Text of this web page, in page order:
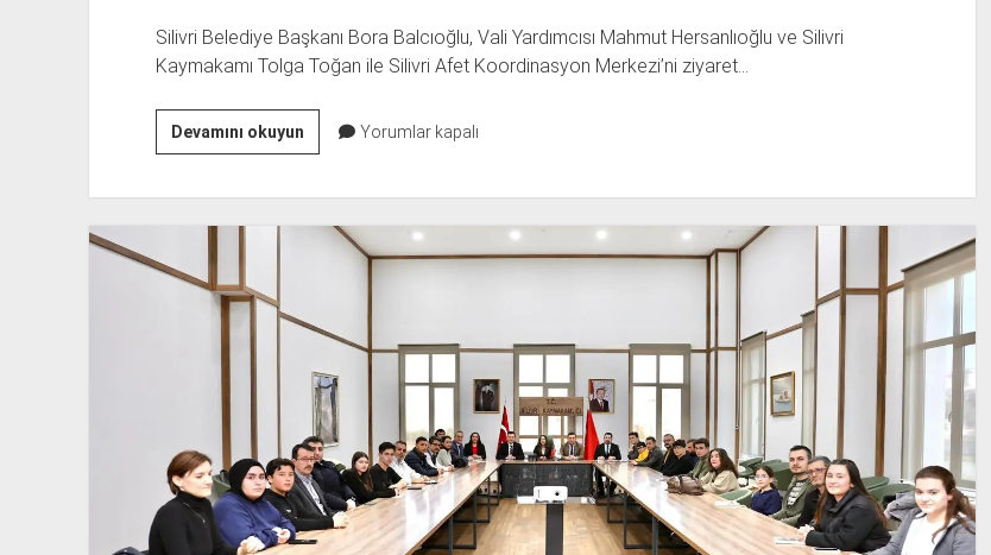
Silivri Belediye Başkanı Bora Balcıoğlu, Vali Yardımcısı Mahmut Hersanlıoğlu ve Silivri
Kaymakamı Tolga Toğan ile Silivri Afet Koordinasyon Merkezi’ni ziyaret…
Devamını okuyunBAŞKAN
BALCIOĞLU:
SONRASINA
DE…
Yorumlar kapalı